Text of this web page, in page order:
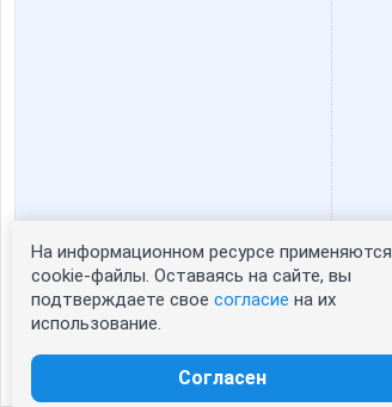
Статистика портрета:
сейчас просматривают портрет - 0
зарегистрированные пользователи
На информационном ресурсе применяются
cookie-файлы. Оставаясь на сайте, вы
подтверждаете свое согласие на их
использование.
Согласен